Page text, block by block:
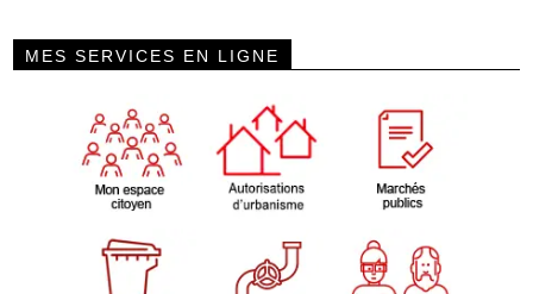
MES SERVICES EN LIGNE